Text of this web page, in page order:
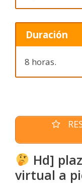
Duración
8 horas.
Hd]
virtual a